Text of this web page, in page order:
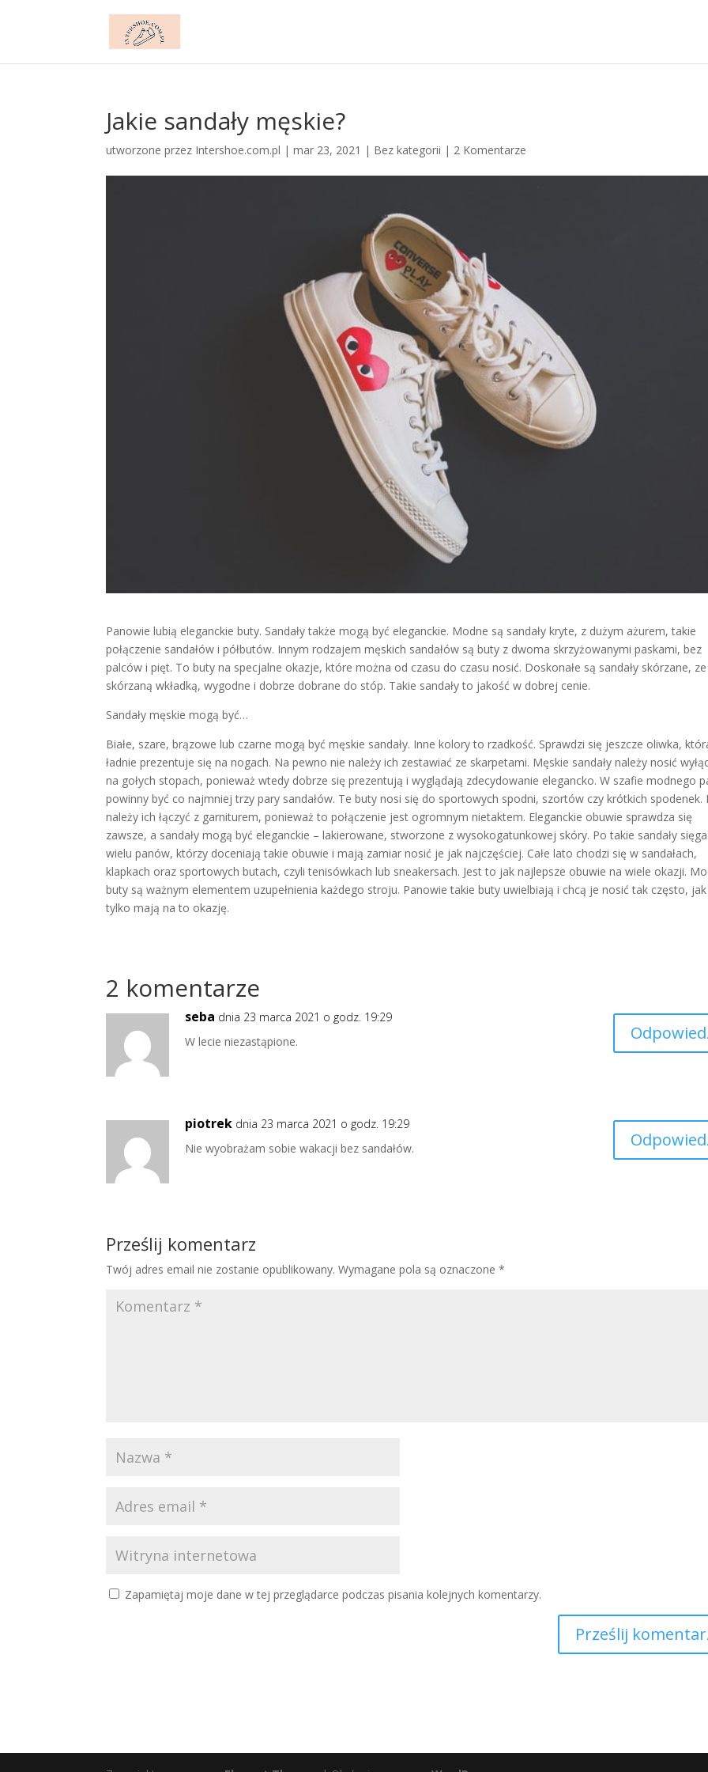
Jakie sandały męskie?
utworzone przez Intershoe.com.pl |mar 23, 2021 | Bez kategorii | 2 Komentarze
Panowie lubią eleganckie buty. Sandały także mogą być eleganckie. Modne są sandały kryte, z dużym ażurem, takie
połączenie sandałów i półbutów. Innym rodzajem męskich sandałów są buty z dwoma skrzyżowanymi paskami, bez
palców i pięt. To buty na specjalne okazje, które można od czasu do czasu nosić. Doskonałe są sandały skórzane, ze
skórzaną wkładką, wygodne i dobrze dobrane do stóp. Takie sandały to jakość w dobrej cenie.
Sandały męskie mogą być…
Białe, szare, brązowe lub czarne mogą być męskie sandały. Inne kolory to rzadkość. Sprawdzi się jeszcze oliwka,
ładnie prezentuje się na nogach. Na pewno nie należy ich zestawiać ze skarpetami. Męskie sandały należy nosić
na gołych stopach, ponieważ wtedy dobrze się prezentują i wyglądają zdecydowanie elegancko. W szafie modnego
powinny być co najmniej trzy pary sandałów. Te buty nosi się do sportowych spodni, szortów czy krótkich spodenek.
należy ich łączyć z garniturem, ponieważ to połączenie jest ogromnym nietaktem. Eleganckie obuwie sprawdza się
zawsze, a sandały mogą być eleganckie – lakierowane, stworzone z wysokogatunkowej skóry. Po takie sandały sięga
wielu panów, którzy doceniają takie obuwie i mają zamiar nosić je jak najczęściej. Całe lato chodzi się w sandałach,
klapkach oraz sportowych butach, czyli tenisówkach lub sneakersach. Jest to jak najlepsze obuwie na wiele okazji.
buty są ważnym elementem uzupełnienia każdego stroju. Panowie takie buty uwielbiają i chcą je nosić tak często, jak
tylko mają na to okazję.
2 komentarze
seba dnia 23 marca 2021 o godz. 19:29
W lecie niezastąpione.
piotrek dnia 23 marca 2021 o godz. 19:29
Nie wyobrażam sobie wakacji bez sandałów.
Prześlij komentarz
Twój adres email nie zostanie opublikowany. Wymagane pola są oznaczone*
Zapamiętaj moje dane w tej przeglądarce podczas pisania kolejnych komentarzy.